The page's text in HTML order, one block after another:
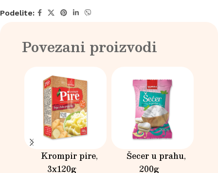
Podelite:
Povezani proizvodi
Krompir pire,
3x120g
Šecer u prahu,
200g